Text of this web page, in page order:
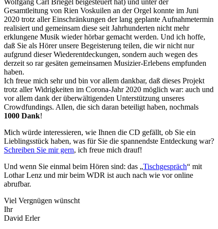
Wolfgang Carl Briegel beigesteuert hat) und unter der
Gesamtleitung von Rien Voskuilen an der Orgel konnte im Juni
2020 trotz aller Einschränkungen der lang geplante Aufnahmetermin
realisiert und gemeinsam diese seit Jahrhunderten nicht mehr
erklungene Musik wieder hörbar gemacht werden. Und ich hoffe,
daß Sie als Hörer unsere Begeisterung teilen, die wir nicht nur
aufgrund dieser Wiederentdeckungen, sondern auch wegen des
derzeit so rar gesäten gemeinsamen Musizier-Erlebens empfunden
haben.
Ich freue mich sehr und bin vor allem dankbar, daß dieses Projekt
trotz aller Widrigkeiten im Corona-Jahr 2020 möglich war: auch und
vor allem dank der überwältigenden Unterstützung unseres
Crowdfundings. Allen, die sich daran beteiligt haben, nochmals
1000 Dank!
Mich würde interessieren, wie Ihnen die CD gefällt, ob Sie ein
Lieblingsstück haben, was für Sie die spannendste Entdeckung war?
Schreiben Sie mir gern, ich freue mich drauf!
Und wenn Sie einmal beim Hören sind: das „Tischgespräch“ mit
Lothar Lenz und mir beim WDR ist auch nach wie vor online
abrufbar.
Viel Vergnügen wünscht
Ihr
David Erler